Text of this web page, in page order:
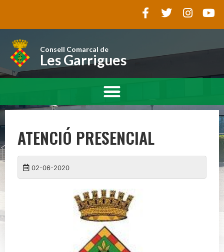
Consell Comarcal de
Les Garrigues
ATENCIÓ PRESENCIAL
02-06-2020